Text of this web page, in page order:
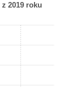
2019 roku